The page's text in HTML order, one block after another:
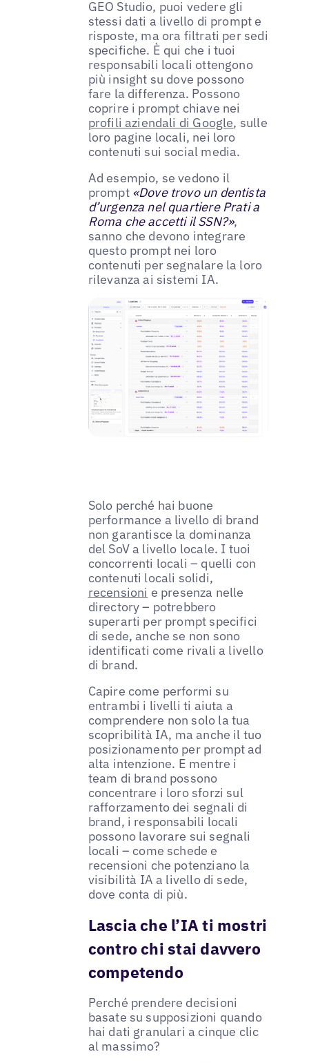
GEO Studio, puoi vedere gli
stessi dati a livello di prompt e
risposte, ma ora filtrati per sedi
specifiche. È qui che i tuoi
responsabili locali ottengono
più insight su dove possono
fare la differenza. Possono
coprire i prompt chiave nei
profili aziendali di Google, sulle
loro pagine locali, nei loro
contenuti sui social media.
Ad esempio, se vedono il
prompt «Dove trovo un dentista
d’urgenza nel quartiere Prati a
Roma che accetti il SSN?»,
sanno che devono integrare
questo prompt nei loro
contenuti per segnalare la loro
rilevanza ai sistemi IA.
Solo perché hai buone
performance a livello di brand
non garantisce la dominanza
del SoV a livello locale. I tuoi
concorrenti locali – quelli con
contenuti locali solidi,
recensioni e presenza nelle
directory – potrebbero
superarti per prompt specifici
di sede, anche se non sono
identificati come rivali a livello
di brand.
Capire come performi su
entrambi i livelli ti aiuta a
comprendere non solo la tua
scopribilità IA, ma anche il tuo
posizionamento per prompt ad
alta intenzione. E mentre i
team di brand possono
concentrare i loro sforzi sul
rafforzamento dei segnali di
brand, i responsabili locali
possono lavorare sui segnali
locali – come schede e
recensioni che potenziano la
visibilità IA a livello di sede,
dove conta di più.
Lascia che l’IA ti mostri
contro chi stai davvero
competendo
Perché prendere decisioni
basate su supposizioni quando
hai dati granulari a cinque clic
al massimo?